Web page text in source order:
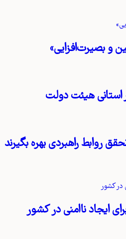
و بصیرت‌افزایی»
هیئت دولت
روابط راهبردی بهره بگیرند
ایجاد ناامنی در کشور